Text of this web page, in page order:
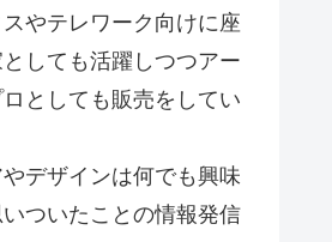
やテレワーク向けに座
しても活躍しつつアー
としても販売をしてい
デザインは何でも興味
ついたことの情報発信